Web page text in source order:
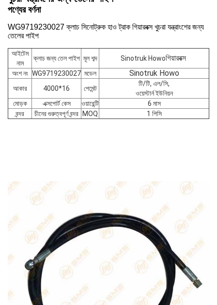
পণ্যের বর্ণনা
WG9719230027 ক্লাচ সিনোট্রুক হাও ট্রাক গিয়ারবক্স খুচরা যন্ত্রাংশের জন্য
তেলের পাইপ
আইটেম
নাম
ক্লাচ জন্য তেল পাইপ মূল শব্দ Sinotruk Howoগিয়ারবক্স
অংশ নং WG9719230027 মডেল Sinotruk Howo
আকার 4000*16 পেমেন্ট
টি/টি, এল/সি,
ওয়েস্টার্ন ইউনিয়ন
মোড়ক
এক্সপোর্ট কেস ওয়ারেন্টি
6 মাস
বন্দর
চীনের গুরুত্বপূর্ণ বন্দর MOQ 1 পিসি